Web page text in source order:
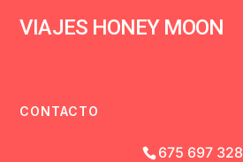
VIAJES HONEY MOON
CONTACTO
675 697 328